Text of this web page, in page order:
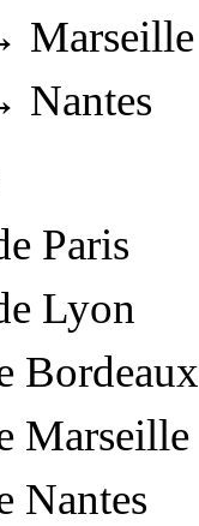
Marseille
Nantes
Paris
Lyon
Bordeaux
Marseille
Nantes